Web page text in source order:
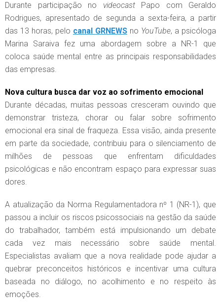
Durante participação no videocastPapo com Geraldo
Rodrigues, apresentado de segunda a sexta-feira, a partir
das 13 horas, pelo canal GRNEWS no YouTube, a psicóloga
Marina Saraiva fez uma abordagem sobre a NR-1 que
coloca saúde mental entre as principais responsabilidades
das empresas.
Nova cultura busca dar voz ao sofrimento emocional
Durante décadas, muitas pessoas cresceram ouvindo que
demonstrar tristeza, chorar ou falar sobre sofrimento
emocional era sinal de fraqueza. Essa visão, ainda presente
em parte da sociedade, contribuiu para o silenciamento de
milhões de pessoas que enfrentam dificuldades
psicológicas e não encontram espaço para expressar suas
dores.
A atualização da Norma Regulamentadora nº 1 (NR-1), que
passou a incluir os riscos psicossociais na gestão da saúde
do trabalhador, também está impulsionando um debate
cada vez mais necessário sobre saúde mental.
Especialistas avaliam que a nova realidade pode ajudar a
quebrar preconceitos históricos e incentivar uma cultura
baseada no diálogo, no acolhimento e no respeito às
emoções.